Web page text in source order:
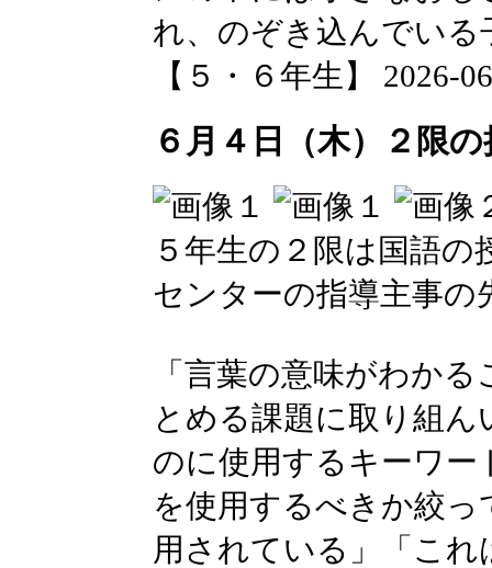
れ、のぞき込んでい
【５・６年生】 2026-
６月４日（木）２限
５年生の２限は国語
センターの指導主事
「言葉の意味がわか
とめる課題に取り組
のに使用するキーワ
を使用するべきか絞
用されている」「こ